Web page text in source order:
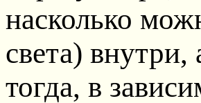
насколько
света) внутри,
тогда, в